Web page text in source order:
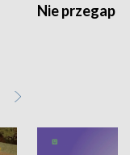
Nie przegap